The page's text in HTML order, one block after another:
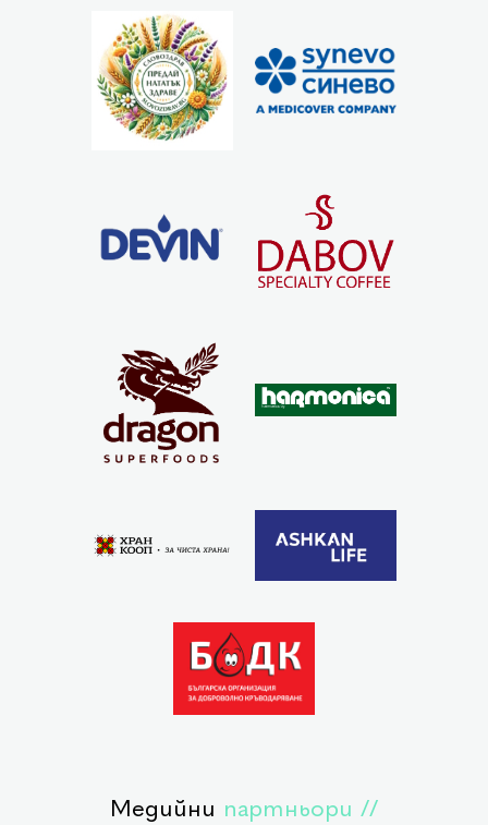
Медийни партньори //